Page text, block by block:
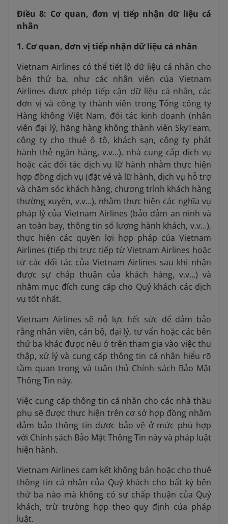
Điều 8: Cơ quan, đơn vị tiếp nhận dữ liệu cá
nhân
1. Cơ quan, đơn vị tiếp nhận dữ liệu cá nhân
Vietnam Airlines có thể tiết lộ dữ liệu cá nhân cho
bên thứ ba, như các nhân viên của Vietnam
Airlines được phép tiếp cận dữ liệu cá nhân, các
đơn vị và công ty thành viên trong Tổng công ty
Hàng không Việt Nam, đối tác kinh doanh (nhân
viên đại lý, hãng hàng không thành viên SkyTeam,
công ty cho thuê ô tô, khách sạn, công ty phát
hành thẻ ngân hàng, v.v…), nhà cung cấp dịch vụ
hoặc các đối tác dịch vụ lữ hành nhằm thực hiện
hợp đồng dịch vụ (đặt vé và lữ hành, dịch vụ hỗ trợ
và chăm sóc khách hàng, chương trình khách hàng
thường xuyên, v.v…), nhằm thực hiện các nghĩa vụ
pháp lý của Vietnam Airlines (bảo đảm an ninh và
an toàn bay, thông tin số lượng hành khách, v.v…),
thực hiện các quyền lợi hợp pháp của Vietnam
Airlines (tiếp thị trực tiếp từ Vietnam Airlines hoặc
từ các đối tác của Vietnam Airlines sau khi nhận
được sự chấp thuận của khách hàng, v.v…) và
nhằm mục đích cung cấp cho Quý khách các dịch
vụ tốt nhất.
Vietnam Airlines sẽ nỗ lực hết sức để đảm bảo
rằng nhân viên, cán bộ, đại lý, tư vấn hoặc các bên
thứ ba khác được nêu ở trên tham gia vào việc thu
thập, xử lý và cung cấp thông tin cá nhân hiểu rõ
tầm quan trọng và tuân thủ Chính sách Bảo Mật
Thông Tin này.
Việc cung cấp thông tin cá nhân cho các nhà thầu
phụ sẽ được thực hiện trên cơ sở hợp đồng nhằm
đảm bảo thông tin được bảo vệ ở mức phù hợp
với Chính sách Bảo Mật Thông Tin này và pháp luật
hiện hành.
Vietnam Airlines cam kết không bán hoặc cho thuê
thông tin cá nhân của Quý khách cho bất kỳ bên
thứ ba nào mà không có sự chấp thuận của Quý
khách, trừ trường hợp theo quy định của pháp
luật.